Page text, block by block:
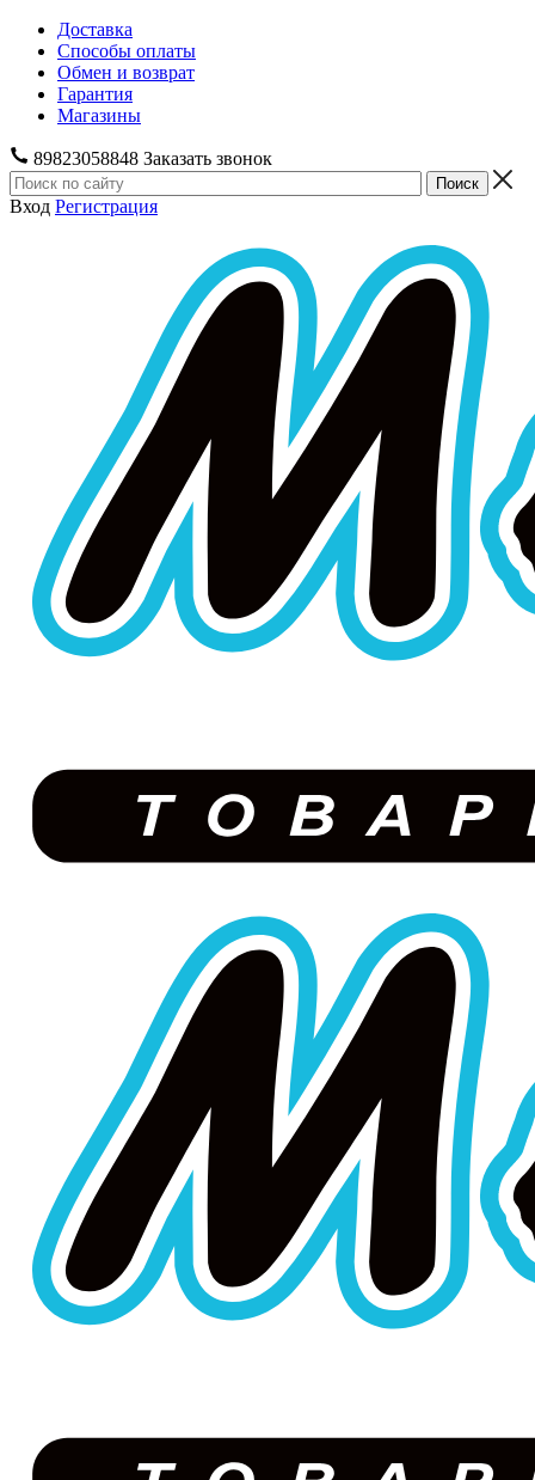
Доставка
Способы оплаты
Обмен и возврат
Гарантия
Магазины
89823058848 Заказать звонок
Вход Регистрация